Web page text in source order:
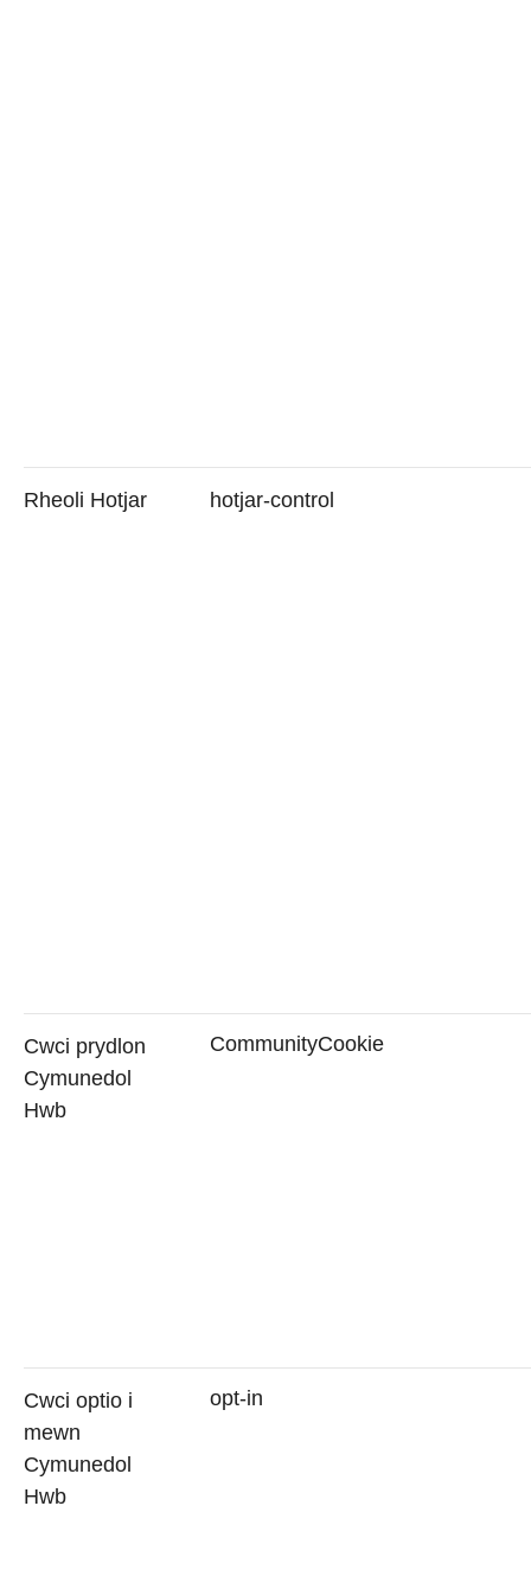
Rheoli Hotjar hotjar-control
Cwci prydlon
Cymunedol
Hwb
CommunityCookie
Cwci optio i
mewn
Cymunedol
Hwb
opt-in